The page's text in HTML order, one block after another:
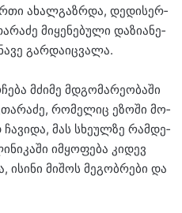
ახალ­გაზ­რდა, დე­დი­სერ­
მი­ყე­ნე­ბუ­ლი და­ზი­ა­ნე­
გარ­და­იც­ვა­ლა.
მძი­მე მდგო­მა­რე­ო­ბა­ში
რო­მე­ლიც ეზო­ში მო­
მას სხე­ულ­ზე რამ­დე­
იმ­ყო­ფე­ბა კი­დევ
მი­შოს მე­გობ­რე­ბი და